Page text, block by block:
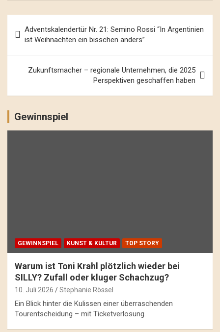
Navigation
Adventskalendertür Nr. 21: Semino Rossi “In Argentinien
ist Weihnachten ein bisschen anders”
Zukunftsmacher – regionale Unternehmen, die 2025
Perspektiven geschaffen haben
Gewinnspiel
GEWINNSPIEL KUNST & KULTUR TOP STORY
Warum ist Toni Krahl plötzlich wieder bei
SILLY? Zufall oder kluger Schachzug?
10. Juli 2026 Stephanie Rössel
Ein Blick hinter die Kulissen einer überraschenden
Tourentscheidung – mit Ticketverlosung.